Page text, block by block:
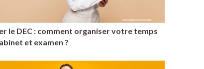
le DEC : comment organiser votre temps
et examen ?